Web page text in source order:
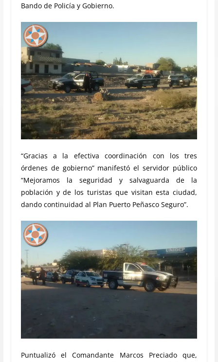
Bando de Policía y Gobierno.
“Gracias a la efectiva coordinación con los tres
órdenes de gobierno” manifestó el servidor público
“Mejoramos la seguridad y salvaguarda de la
población y de los turistas que visitan esta ciudad,
dando continuidad al Plan Puerto Peñasco Seguro”.
Puntualizó el Comandante Marcos Preciado que,